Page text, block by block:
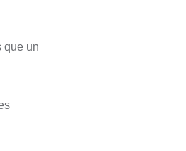
que un